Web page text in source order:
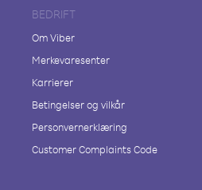
BEDRIFT
Om Viber
Merkevaresenter
Karrierer
Betingelser og vilkår
Personvernerklæring
Customer Complaints Code